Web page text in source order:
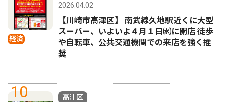
経済
2026.04.02
【川崎市高津区】 南武線久地駅近くに大型
スーパー、いよいよ４月１日㈬に開店 徒歩
や自転車、公共交通機関での来店を強く推
奨
10
高津区